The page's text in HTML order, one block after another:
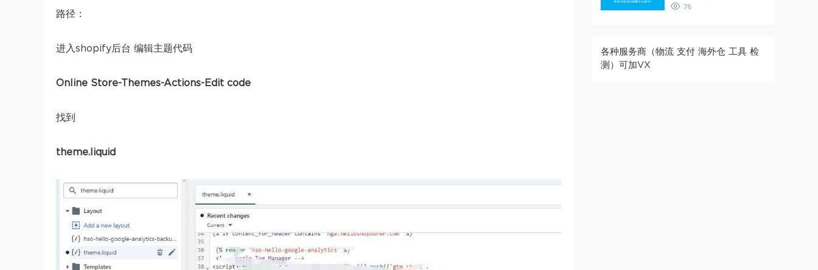
路径：
进入shopify后台 编辑主题代码
Online Store-Themes-Actions-Edit code
找到
theme.liquid
76
各种服务商（物流 支付 海外仓 工具 检
测）可加VX